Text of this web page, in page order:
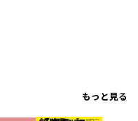
もっと見る